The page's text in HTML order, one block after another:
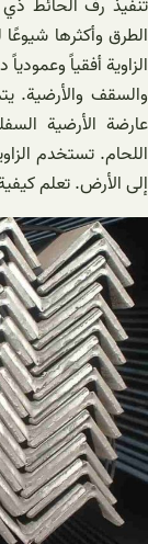
تنفيذ رف الحائط ذي
الطرق وأكثرها
الزاوية أفقياً
والسقف والأرضية.
عارضة الأرضية
اللحام. تستخدم
إلى الأرض. تعلم